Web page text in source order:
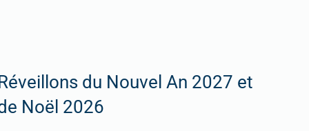
du Nouvel An 2027 et
Noël 2026